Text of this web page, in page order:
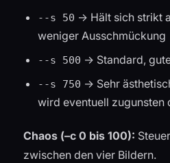
--s 50 → Hält sich strikt
weniger Ausschmückung
--s 500 → Standard,
--s 750 → Sehr
wird eventuell zugunsten
Chaos (–c 0 bis 100):
zwischen den vier Bildern.